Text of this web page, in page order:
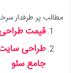
مطالب پر طرفدار
قیمت
طراحی
جامع سئو